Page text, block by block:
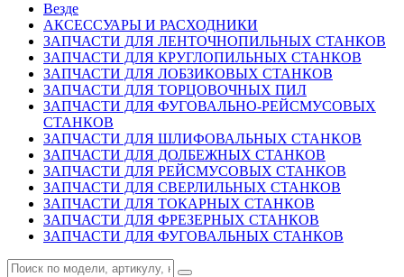
Везде
АКСЕССУАРЫ И РАСХОДНИКИ
ЗАПЧАСТИ ДЛЯ ЛЕНТОЧНОПИЛЬНЫХ СТАНКОВ
ЗАПЧАСТИ ДЛЯ КРУГЛОПИЛЬНЫХ СТАНКОВ
ЗАПЧАСТИ ДЛЯ ЛОБЗИКОВЫХ СТАНКОВ
ЗАПЧАСТИ ДЛЯ ТОРЦОВОЧНЫХ ПИЛ
ЗАПЧАСТИ ДЛЯ ФУГОВАЛЬНО-РЕЙСМУСОВЫХ
СТАНКОВ
ЗАПЧАСТИ ДЛЯ ШЛИФОВАЛЬНЫХ СТАНКОВ
ЗАПЧАСТИ ДЛЯ ДОЛБЕЖНЫХ СТАНКОВ
ЗАПЧАСТИ ДЛЯ РЕЙСМУСОВЫХ СТАНКОВ
ЗАПЧАСТИ ДЛЯ СВЕРЛИЛЬНЫХ СТАНКОВ
ЗАПЧАСТИ ДЛЯ ТОКАРНЫХ СТАНКОВ
ЗАПЧАСТИ ДЛЯ ФРЕЗЕРНЫХ СТАНКОВ
ЗАПЧАСТИ ДЛЯ ФУГОВАЛЬНЫХ СТАНКОВ